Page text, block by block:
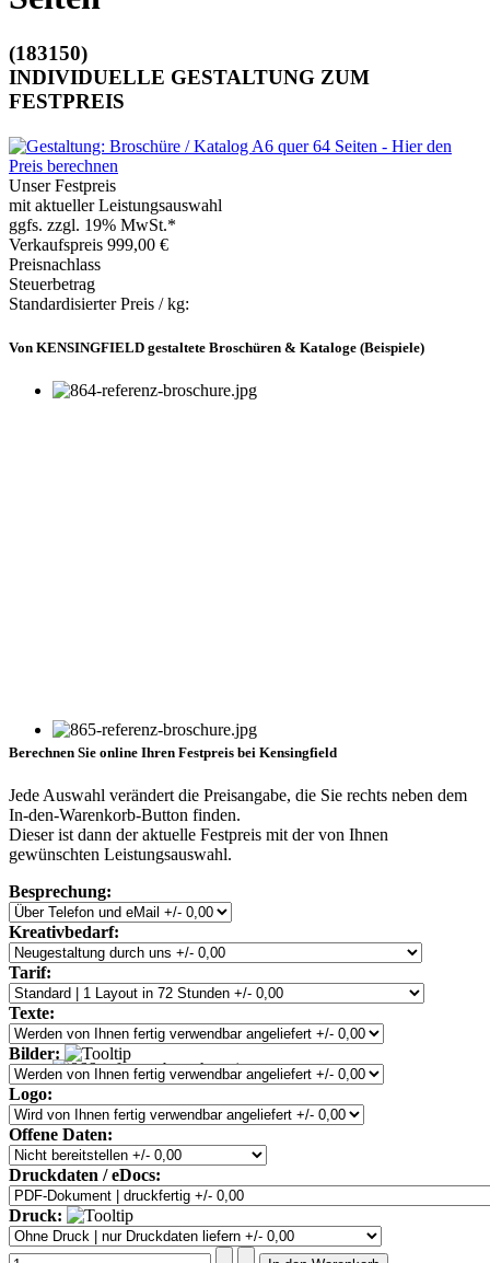
(183150)
INDIVIDUELLE GESTALTUNG ZUM
FESTPREIS
Unser Festpreis
mit aktueller Leistungsauswahl
ggfs. zzgl. 19% MwSt.*
Verkaufspreis 999,00 €
Preisnachlass
Steuerbetrag
Standardisierter Preis / kg:
Von KENSINGFIELD gestaltete Broschüren & Kataloge (Beispiele)
Berechnen Sie online Ihren Festpreis bei Kensingfield
Jede Auswahl verändert die Preisangabe, die Sie rechts neben dem
In-den-Warenkorb-Button finden.
Dieser ist dann der aktuelle Festpreis mit der von Ihnen
gewünschten Leistungsauswahl.
Besprechung:
Kreativbedarf:
Tarif:
Texte:
Bilder:
Logo:
Offene Daten:
Druckdaten / eDocs:
Druck: